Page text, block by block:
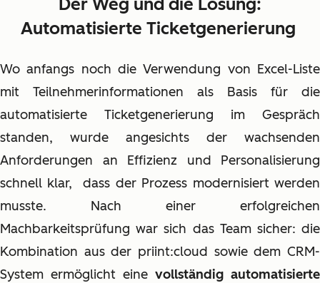
Automatisierte Ticketgenerierung
Wo anfangs noch die Verwendung von Excel-Liste
mit Teilnehmerinformationen als Basis für die
automatisierte Ticketgenerierung im Gespräch
standen, wurde angesichts der wachsenden
Anforderungen an Effizienz und Personalisierung
schnell klar, dass der Prozess modernisiert werden
musste. Nach einer erfolgreichen
Machbarkeitsprüfung war sich das Team sicher: die
Kombination aus der priint:cloud sowie dem CRM-
System ermöglicht eine vollständig automatisierte